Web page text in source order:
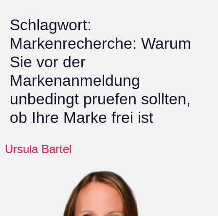
Schlagwort:
Markenrecherche: Warum
Sie vor der
Markenanmeldung
unbedingt pruefen sollten,
ob Ihre Marke frei ist
Ursula Bartel